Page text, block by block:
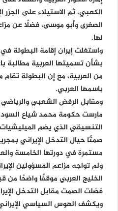
الكعبي، ثم الاستيلاء على
الصغرى وأبو موسى، فضلًا عن
لها.
واستغلت إيران إقامة البطولة
بشأن تسميتها العربية مطالبة
من العربية، مع إن البطولة
باسمها العربي.
ومقابل الرفض الشعبي والرياضي
مارست حكومة محمد شياع
التنسيقي الذي يضم الميليشيات
صمتًا حيال التدخل الإيراني
مستمرة في دورتها الخامسة
ولم تواجه مزاعم المسؤولين
الخليج العربي موقفًا واضحًا من
فضلت الصمت مقابل التدخل
ويكشف الهوس السياسي